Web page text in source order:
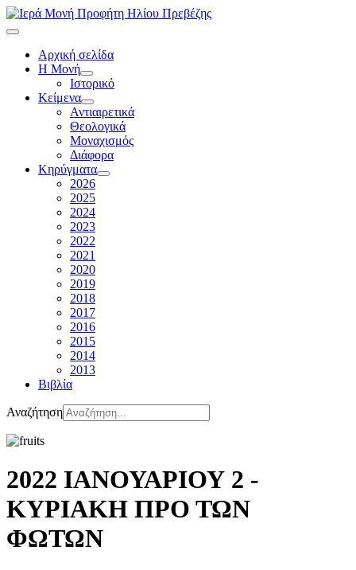
Αρχική σελίδα
Η Μονή
Ιστορικό
Κείμενα
Αντιαιρετικά
Θεολογικά
Μοναχισμός
Διάφορα
Κηρύγματα
2026
2025
2024
2023
2022
2021
2020
2019
2018
2017
2016
2015
2014
2013
Βιβλία
Αναζήτηση
2022 ΙΑΝΟΥΑΡΙΟΥ 2 -
ΚΥΡΙΑΚΗ ΠΡΟ ΤΩΝ
ΦΩΤΩΝ